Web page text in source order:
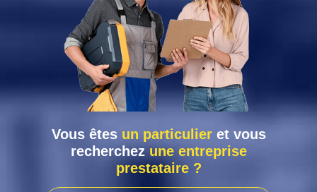
Vous êtes un particulieret vous
recherchezune entreprise
prestataire ?